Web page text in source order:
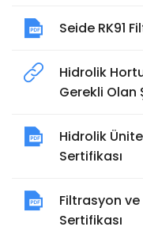
Seide RK91
Hidrolik
Gerekli Olan
Hidrolik
Sertifikası
Filtrasyon ve
Sertifikası